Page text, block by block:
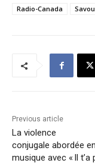
Radio-Canada
Previous article
La violence
conjugale abordée en
musique avec « Il t’a